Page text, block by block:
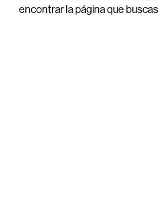
encontrar la página que buscas